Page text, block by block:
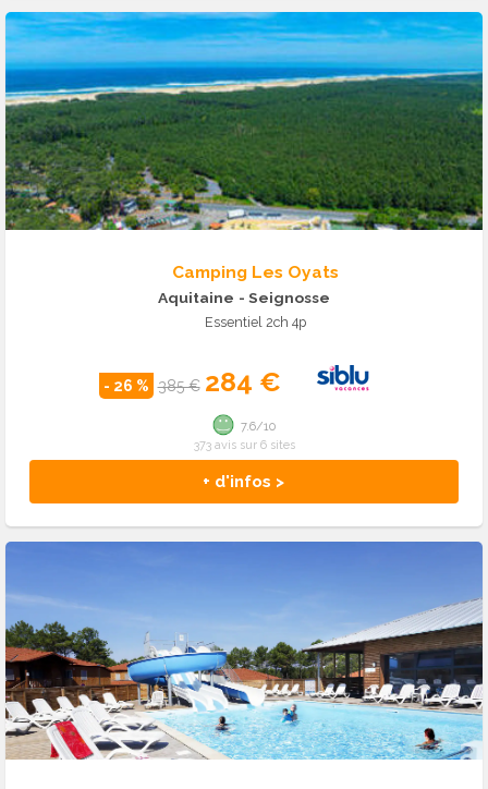
Camping Les Oyats
Aquitaine - Seignosse
Essentiel 2ch 4p
- 26 % 385 € 284 €
+ d'infos >
7.6/10
373 avis sur 6 sites